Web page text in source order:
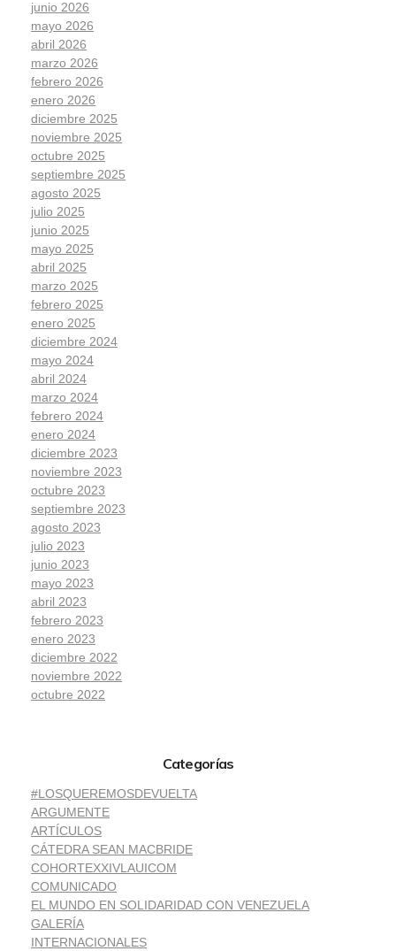
junio 2026
mayo 2026
abril 2026
marzo 2026
febrero 2026
enero 2026
diciembre 2025
noviembre 2025
octubre 2025
septiembre 2025
agosto 2025
julio 2025
junio 2025
mayo 2025
abril 2025
marzo 2025
febrero 2025
enero 2025
diciembre 2024
mayo 2024
abril 2024
marzo 2024
febrero 2024
enero 2024
diciembre 2023
noviembre 2023
octubre 2023
septiembre 2023
agosto 2023
julio 2023
junio 2023
mayo 2023
abril 2023
febrero 2023
enero 2023
diciembre 2022
noviembre 2022
octubre 2022
Categorías
#LOSQUEREMOSDEVUELTA
ARGUMENTE
ARTÍCULOS
CÁTEDRA SEAN MACBRIDE
COHORTEXXIVLAUICOM
COMUNICADO
EL MUNDO EN SOLIDARIDAD CON VENEZUELA
GALERÍA
INTERNACIONALES